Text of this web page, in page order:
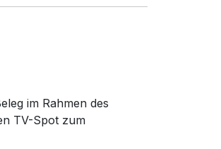
im Rahmen des
TV-Spot zum